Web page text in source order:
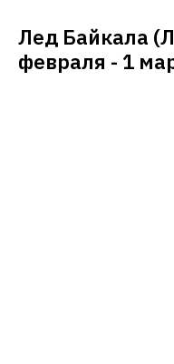
Лед Байкала
февраля - 1